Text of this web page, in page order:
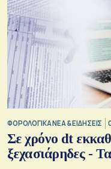
ΦΟΡΟΛΟΓΙΚΑ ΝΕΑ & EΙΔΗΣΕΙΣ
Σε χρόνο dt
ξεχασιάρηδες -